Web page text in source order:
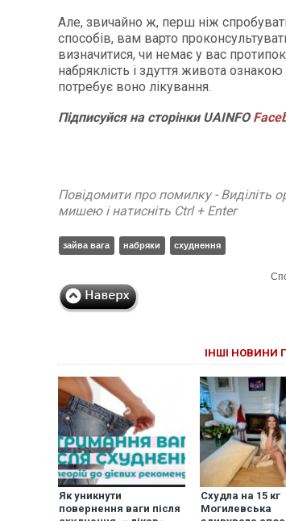
Але, звичайно ж, перш ніж
способів, вам варто
визначитися, чи немає у вас
набряклість і здуття живота
потребує воно лікування.
Підписуйся на сторінки UAINFO
Повідомити про помилку - Виділіть
мишею і натисніть Ctrl + Enter
зайва вага набряки схуднення
ІНШІ НОВИНИ
Як уникнути
повернення ваги після
Схудла на 15 кг
Могилевська